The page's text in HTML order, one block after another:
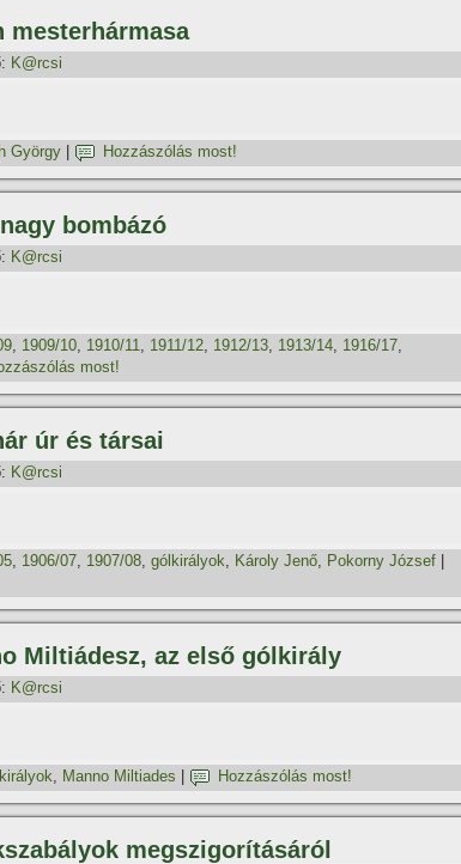
mesterhármasa
K@rcsi
György Hozzászólás most!
bombázó
K@rcsi
, 1909/10, 1910/11, 1911/12, 1912/13, 1913/14, 1916/17,
most!
úr és társai
K@rcsi
, 1906/07, 1907/08, gólkirályok, Károly Jenő, Pokorny József
Miltiádesz, az első gólkirály
K@rcsi
, Manno Miltiades Hozzászólás most!
megszigorí­tásáról